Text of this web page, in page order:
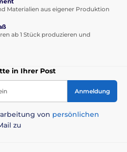
Materialien aus eigener Produktion
ab 1 Stück produzieren und
in Ihrer Post
Anmeldung
von persönlichen
zu